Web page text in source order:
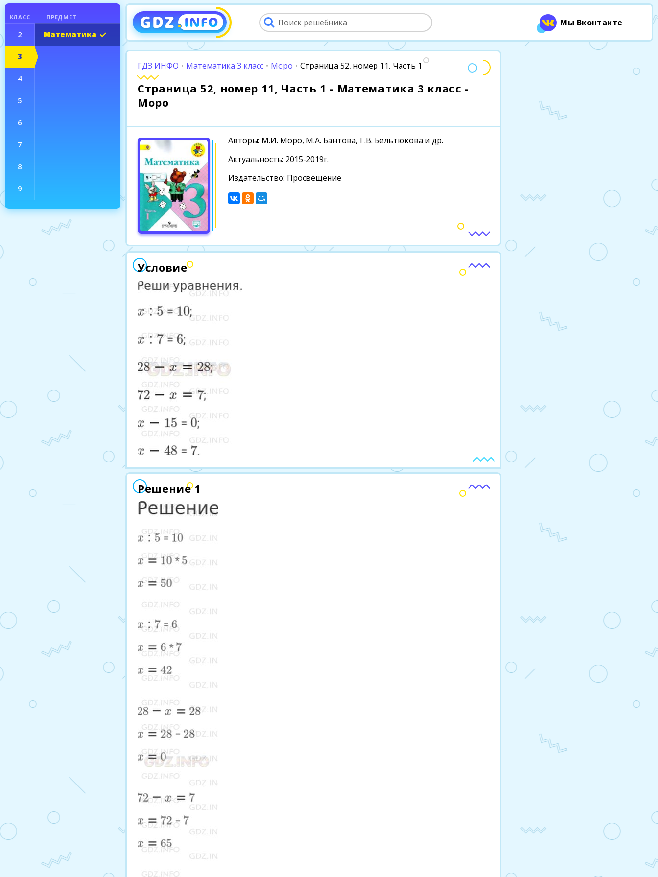
ГДЗ ИНФО • Математика 3 класс • Моро • Страница 52, номер 11, Часть 1
Страница 52, номер 11, Часть 1 - Математика 3 класс -
Моро
Авторы: М.И. Моро, М.А. Бантова, Г.В. Бельтюкова и др.
Актуальность: 2015-2019г.
Издательство: Просвещение
Условие
Решение 1
КЛАСС ПРЕДМЕТ
2
3
Математика
4
5
6
7
8
9
Мы Вконтакте